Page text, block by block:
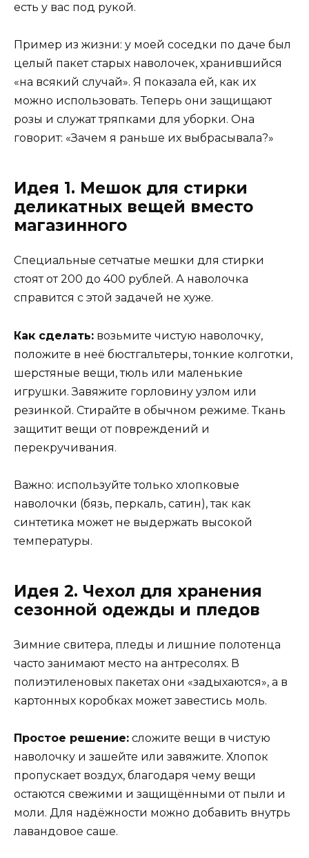
есть у вас под рукой.
Пример из жизни: у моей соседки по даче был
целый пакет старых наволочек, хранившийся
«на всякий случай». Я показала ей, как их
можно использовать. Теперь они защищают
розы и служат тряпками для уборки. Она
говорит: «Зачем я раньше их выбрасывала?»
Идея 1. Мешок для стирки
деликатных вещей вместо
магазинного
Специальные сетчатые мешки для стирки
стоят от 200 до 400 рублей. А наволочка
справится с этой задачей не хуже.
Как сделать: возьмите чистую наволочку,
положите в неё бюстгальтеры, тонкие колготки,
шерстяные вещи, тюль или маленькие
игрушки. Завяжите горловину узлом или
резинкой. Стирайте в обычном режиме. Ткань
защитит вещи от повреждений и
перекручивания.
Важно: используйте только хлопковые
наволочки (бязь, перкаль, сатин), так как
синтетика может не выдержать высокой
температуры.
Идея 2. Чехол для хранения
сезонной одежды и пледов
Зимние свитера, пледы и лишние полотенца
часто занимают место на антресолях. В
полиэтиленовых пакетах они «задыхаются», а в
картонных коробках может завестись моль.
Простое решение: сложите вещи в чистую
наволочку и зашейте или завяжите. Хлопок
пропускает воздух, благодаря чему вещи
остаются свежими и защищёнными от пыли и
моли. Для надёжности можно добавить внутрь
лавандовое саше.